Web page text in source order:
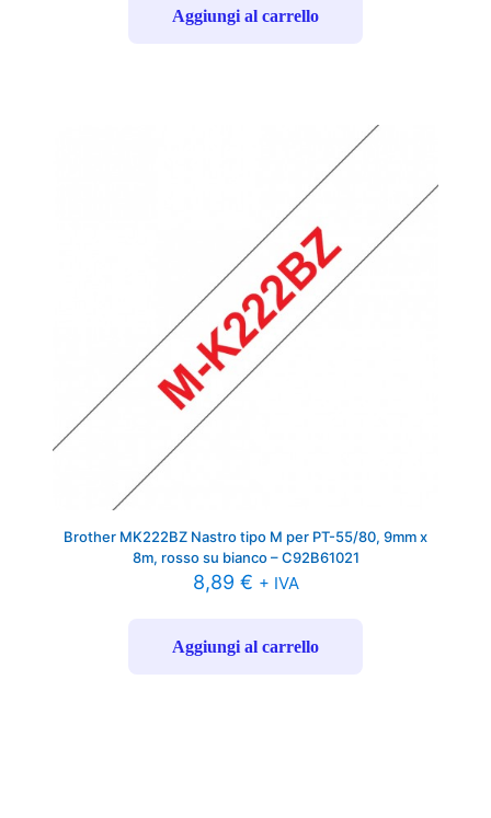
Aggiungi al carrello
Brother MK222BZ Nastro tipo M per PT-55/80, 9mm x
8m, rosso su bianco – C92B61021
8,89 € + IVA
Aggiungi al carrello